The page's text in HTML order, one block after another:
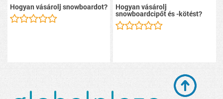
Hogyan vásárolj snowboardot? Hogyan vásárolj
snowboardcipőt és -kötést?